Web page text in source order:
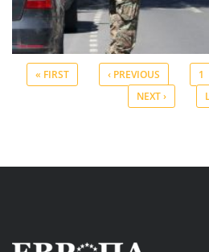
« FIRST ‹ PREVIOUS 1
NEXT ›